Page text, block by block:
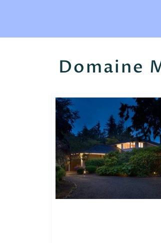
Domaine